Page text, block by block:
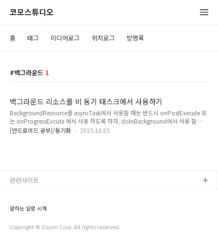
코모스튜디오
홈 태그 미디어로그 위치로그 방명록
백그라운드 1
백그라운드 리소스를 비 동기 태스크에서 사용하기
BackgroundResource를 asyncTask에서 사용할 때는 반드시 onPostExecute 또
는 onProgressExcute 에서 사용 하도록 하자. doInBackground에서 사용 할 경
우에는 시스템이 스레드를 돌면서 BackgroundResource를 해결 하러 다니는데...
[안드로이드 공부]/동기화 2015.10.05
말하는 알람 시계
Copyright © Daum Corp. All rights reserved.
관련사이트